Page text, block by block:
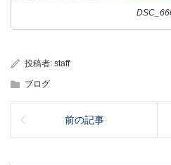
投稿者: staff
ブログ
前の記事